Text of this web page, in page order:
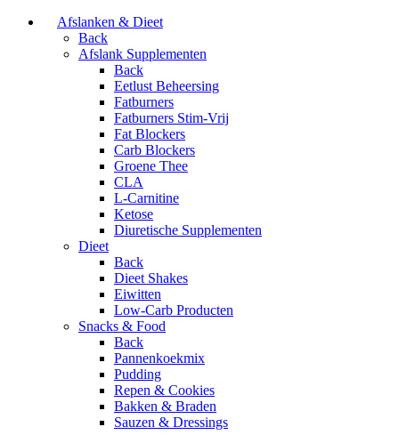
Afslanken & Dieet
Back
Afslank Supplementen
Back
Eetlust Beheersing
Fatburners
Fatburners Stim-Vrij
Fat Blockers
Carb Blockers
Groene Thee
CLA
L-Carnitine
Ketose
Diuretische Supplementen
Dieet
Back
Dieet Shakes
Eiwitten
Low-Carb Producten
Snacks & Food
Back
Pannenkoekmix
Pudding
Repen & Cookies
Bakken & Braden
Sauzen & Dressings